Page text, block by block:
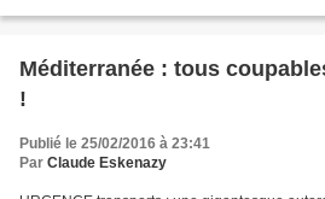
Méditerranée : tous
!
Publié le 25/02/2016 à 23:41
Par Claude Eskenazy